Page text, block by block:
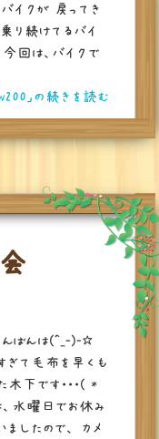
イクが 戻ってき
り続けてるバイ
回は、バイクで
」の続きを読む
んばんは(^_-)-☆
ぎて毛布を早くも
木下です・・・( *
水曜日でお休み
ましたので、 カメ